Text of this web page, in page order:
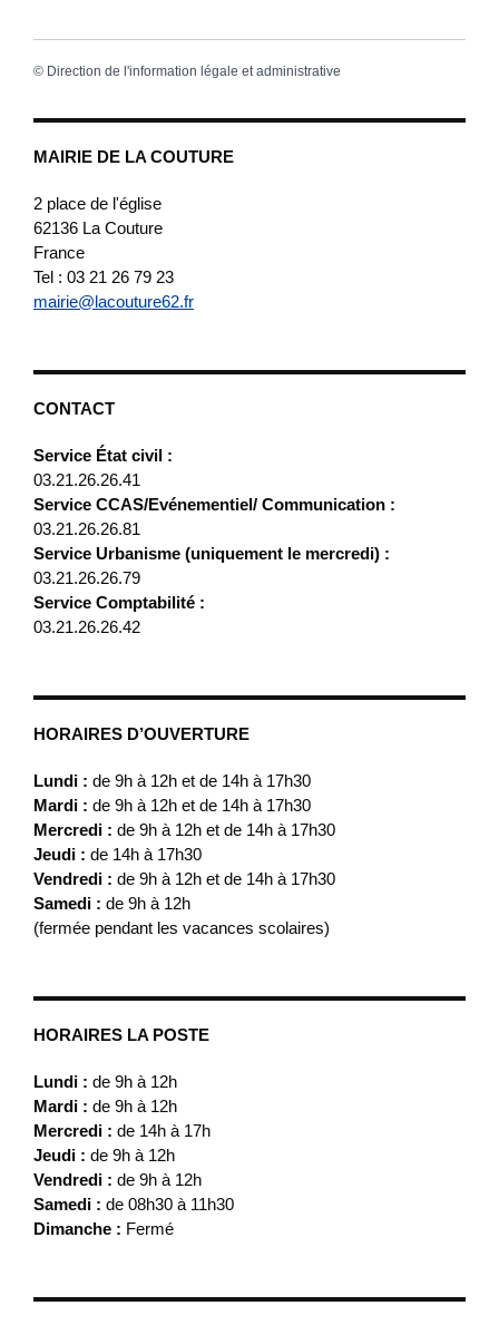
MAIRIE DE LA COUTURE
2 place de l'église
62136 La Couture
France
Tel : 03 21 26 79 23
mairie@lacouture62.fr
CONTACT
Service État civil :
03.21.26.26.41
Service CCAS/Evénementiel/ Communication :
03.21.26.26.81
Service Urbanisme (uniquement le mercredi) :
03.21.26.26.79
Service Comptabilité :
03.21.26.26.42
HORAIRES D’OUVERTURE
Lundi : de 9h à 12h et de 14h à 17h30
Mardi : de 9h à 12h et de 14h à 17h30
Mercredi : de 9h à 12h et de 14h à 17h30
Jeudi : de 14h à 17h30
Vendredi : de 9h à 12h et de 14h à 17h30
Samedi : de 9h à 12h
(fermée pendant les vacances scolaires)
HORAIRES LA POSTE
Lundi : de 9h à 12h
Mardi : de 9h à 12h
Mercredi : de 14h à 17h
Jeudi : de 9h à 12h
Vendredi : de 9h à 12h
Samedi : de 08h30 à 11h30
Dimanche : Fermé
© Direction de l'information légale et administrative